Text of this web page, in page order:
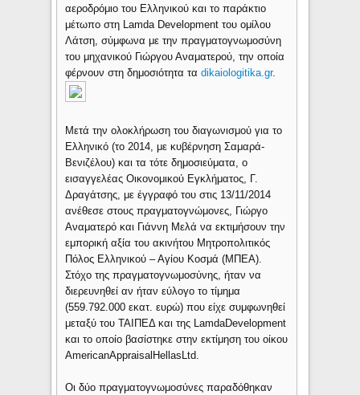
αεροδρόμιο του Ελληνικού και το παράκτιο
μέτωπο στη Lamda Development του ομίλου
Λάτση, σύμφωνα με την πραγματογνωμοσύνη
του μηχανικού Γιώργου Αναματερού, την οποία
φέρνουν στη δημοσιότητα ταdikaiologitika.gr.
Μετά την ολοκλήρωση του διαγωνισμού για το
Ελληνικό (το 2014, με κυβέρνηση Σαμαρά-
Βενιζέλου) και τα τότε δημοσιεύματα, ο
εισαγγελέας Οικονομικού Εγκλήματος, Γ.
Δραγάτσης, με έγγραφό του στις 13/11/2014
ανέθεσε στους πραγματογνώμονες, Γιώργο
Αναματερό και Γιάννη Μελά να εκτιμήσουν την
εμπορική αξία του ακινήτου Μητροπολιτικός
Πόλος Ελληνικού – Αγίου Κοσμά (ΜΠΕΑ).
Στόχο της πραγματογνωμοσύνης, ήταν να
διερευνηθεί αν ήταν εύλογο το τίμημα
(559.792.000 εκατ. ευρώ) που είχε συμφωνηθεί
μεταξύ του ΤΑΙΠΕΔ και της LamdaDevelopment
και το οποίο βασίστηκε στην εκτίμηση του οίκου
AmericanAppraisalHellasLtd.
Οι δύο πραγματογνωμοσύνες παραδόθηκαν